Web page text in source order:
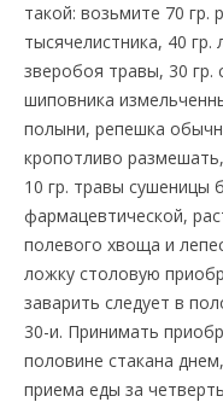
такой: возьмите 70 гр.
тысячелистника, 40
зверобоя травы, 30 гр.
шиповника
полыни, репешка
кропотливо
10 гр. травы сушеницы
фармацевтической,
полевого хвоща и
ложку столовую
заварить следует в
30-и. Принимать
половине стакана
приема еды за